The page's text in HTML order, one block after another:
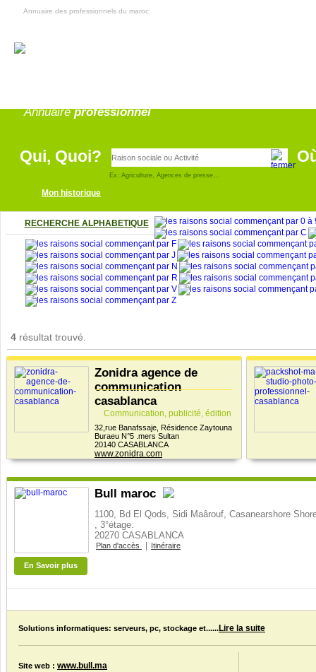
Annuaire des professionnels du maroc
Annuaireprofessionnel
Qui, Quoi?
Ex: Agriculture, Agences de presse...
Mon historique
RECHERCHE ALPHABETIQUE
4 résultat trouvé.
Zonidra agence de
communication
casablanca
Communication, publicité, édition
32,rue Banafssaje, Résidence Zaytouna
Buraeu N°5 .mers Sultan
20140 CASABLANCA
www.zonidra.com
En Savoir plus
Bull maroc
1100, Bd El Qods, Sidi Maârouf, Casanearshore
, 3°étage.
20270 CASABLANCA
Plan d'accès Itinéraire
Solutions informatiques: serveurs, pc, stockage et......Lire la suite
Site web : www.bull.ma